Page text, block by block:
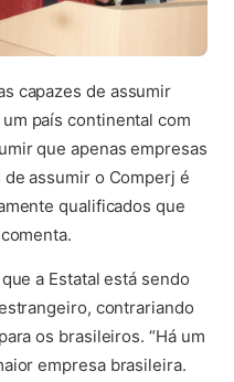
capazes de assumir
país continental com
que apenas empresas
assumir o Comperj é
qualificados que
a Estatal está sendo
contrariando
os brasileiros. “Há um
empresa brasileira.